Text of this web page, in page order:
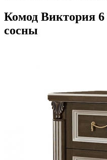
Комод Виктория
сосны